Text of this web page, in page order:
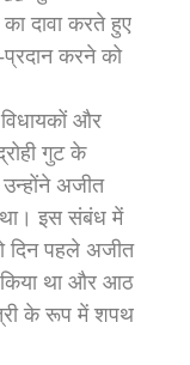
दावा करते हुए
करने को
और
गुट के
उन्होंने अजीत
था। इस संबंध में
दिन पहले अजीत
किया था और आठ
के रूप में शपथ